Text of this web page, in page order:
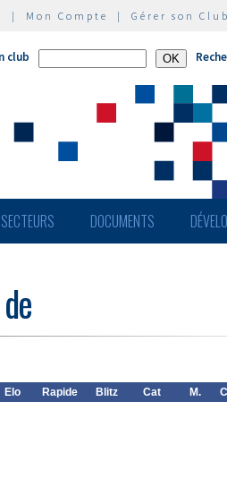
| Mon Compte | Gérer son Club
club
SECTEURS DOCUMENTS
Elo Rapide Blitz Cat M.